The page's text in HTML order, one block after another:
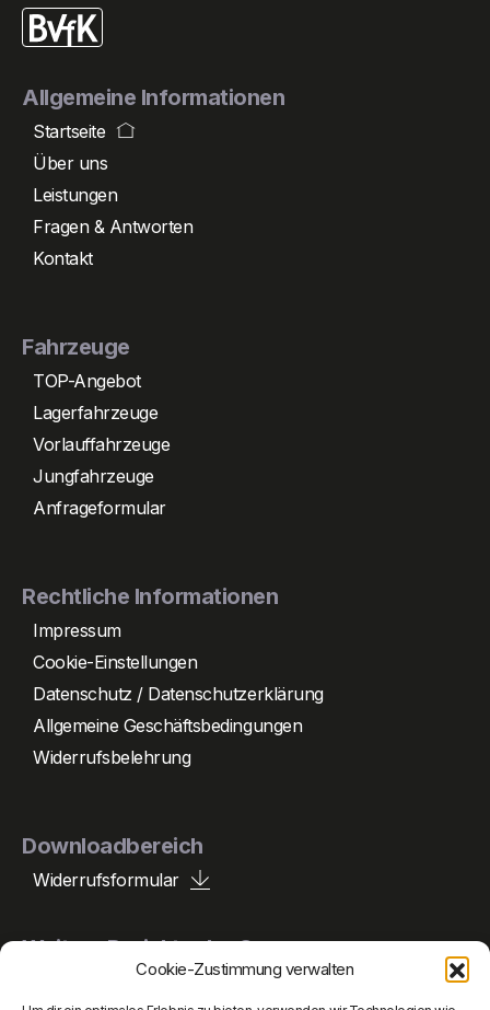
Cookie-Zustimmung verwalten
Allgemeine Informationen
Startseite
Über uns
Leistungen
Fragen & Antworten
Kontakt
Fahrzeuge
TOP-Angebot
Lagerfahrzeuge
Vorlauffahrzeuge
Jungfahrzeuge
Anfrageformular
Rechtliche Informationen
Impressum
Cookie-Einstellungen
Datenschutz / Datenschutzerklärung
Allgemeine Geschäftsbedingungen
Widerrufsbelehrung
Downloadbereich
Widerrufsformular
Weitere Projekte der Gruppe